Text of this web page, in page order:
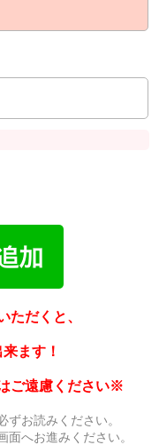
ただくと、
ます！
ご遠慮ください※
ずお読みください。
面へお進みください。